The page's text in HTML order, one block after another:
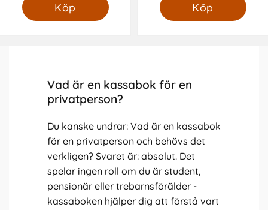
Köp
Köp
Vad är en kassabok för en
privatperson?
Du kanske undrar: Vad är en kassabok
för en privatperson och behövs det
verkligen? Svaret är: absolut. Det
spelar ingen roll om du är student,
pensionär eller trebarnsförälder -
kassaboken hjälper dig att förstå vart